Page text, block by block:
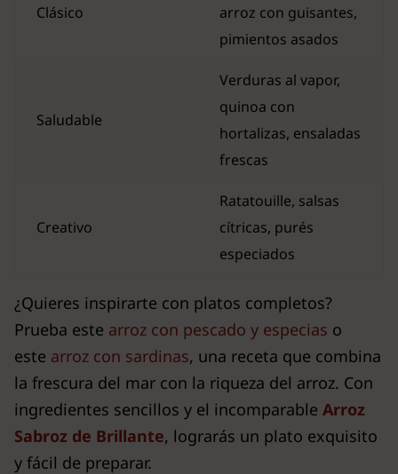
Clásico
arroz con guisantes,
pimientos asados
Saludable
Verduras al vapor,
quinoa con
hortalizas, ensaladas
frescas
Creativo
Ratatouille, salsas
cítricas, purés
especiados
¿Quieres inspirarte con platos completos?
Prueba este arroz con pescado y especias o
este arroz con sardinas, una receta que combina
la frescura del mar con la riqueza del arroz. Con
ingredientes sencillos y el incomparable Arroz
Sabroz de Brillante, lograrás un plato exquisito
y fácil de preparar.